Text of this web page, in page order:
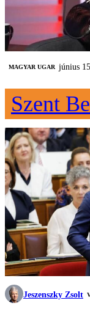
MAGYAR UGAR június
Szent
Jeszenszky Zsolt